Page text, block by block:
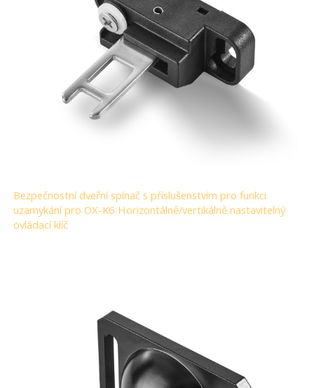
Bezpečnostní dveřní spínač s příslušenstvím pro funkci
uzamykání pro OX-K6 Horizontálně/vertikálně nastavitelný
ovládací klíč